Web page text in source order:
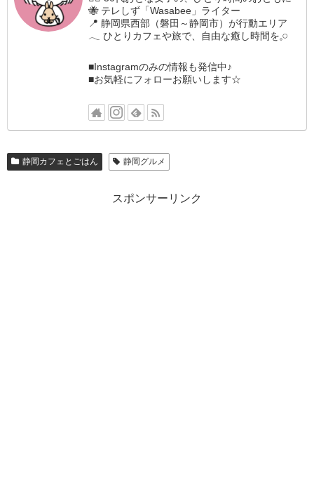
🐝 テレしず「Wasabee」ライター
📍 静岡県西部（磐田～静岡市）が行動エリア
𓂃 ひとりカフェや旅で、自由な癒し時間を𓈒𓏸
■Instagramのみの情報も発信中♪
■お気軽にフォローお願いします☆
静岡カフェとごはん 静岡グルメ
スポンサーリンク